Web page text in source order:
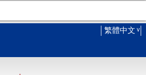
繁體中文